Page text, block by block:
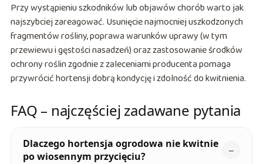
Przy wystąpieniu szkodników lub objawów chorób warto jak
najszybciej zareagować. Usunięcie najmocniej uszkodzonych
fragmentów rośliny, poprawa warunków uprawy (w tym
przewiewu i gęstości nasadzeń) oraz zastosowanie środków
ochrony roślin zgodnie z zaleceniami producenta pomaga
przywrócić hortensji dobrą kondycję i zdolność do kwitnienia.
FAQ – najczęściej zadawane pytania
Dlaczego hortensja ogrodowa nie kwitnie
po wiosennym przycięciu?